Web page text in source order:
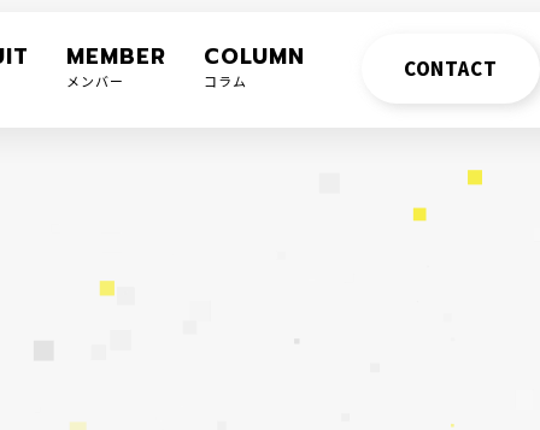
CONTACT
MEMBER
メンバー
COLUMN
コラム